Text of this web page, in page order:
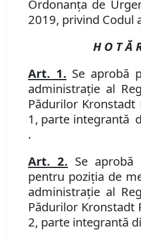
Ordonanța de
2019, privind Codul
H O T Ă
Art. 1. Se aprobă
administraţie al
Pădurilor Kronstadt
1, parte integrantă
.
Art. 2. Se aprobă
pentru poziţia de
administraţie al
Pădurilor Kronstadt
2, parte integrantă